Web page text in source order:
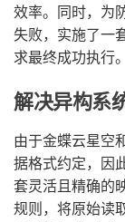
效率。同时，为
失败，实施了一
求最终成功执行。
解决异构系
由于金蝶云星空
据格式约定，因
套灵活且精确的
规则，将原始读